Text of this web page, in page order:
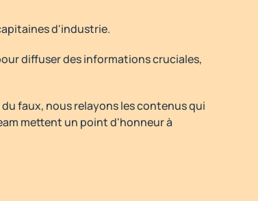
d'industrie.
diffuser des informations cruciales,
faux, nous relayons les contenus qui
mettent un point d'honneur à